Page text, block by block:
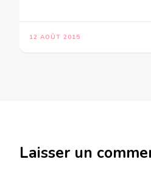
12 AOÛT 2015
Laisser un